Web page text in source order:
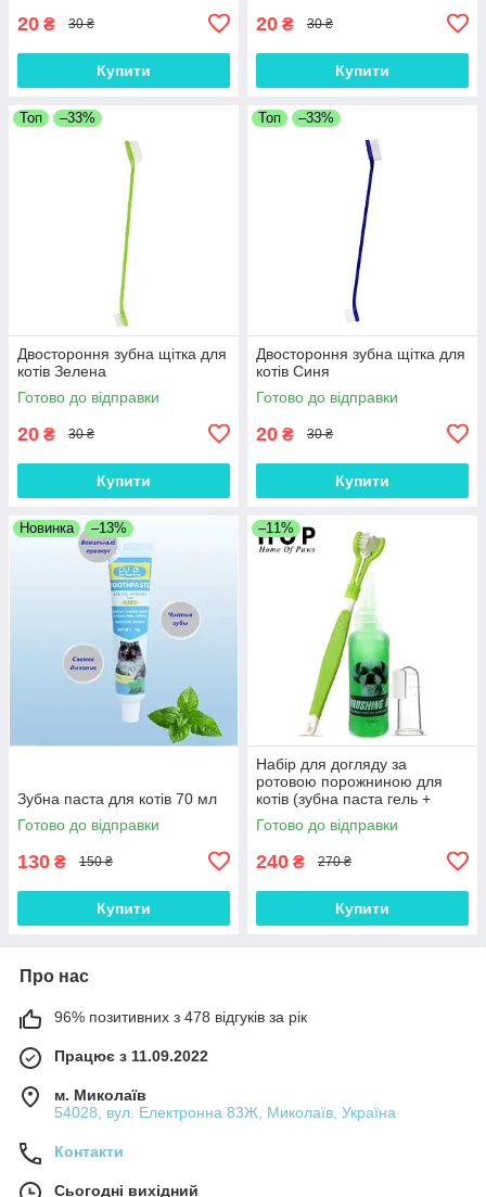
20 ₴ 30 ₴
Купити
20 ₴ 30 ₴
Купити
Топ –33%
Двостороння зубна щітка для
котів Зелена
Готово до відправки
20 ₴ 30 ₴
Купити
Топ –33%
Двостороння зубна щітка для
котів Синя
Готово до відправки
20 ₴ 30 ₴
Купити
Новинка –13%
Зубна паста для котів 70 мл
Готово до відправки
130 ₴ 150 ₴
Купити
–11%
Набір для догляду за
ротовою порожниною для
котів (зубна паста гель +
щітка + щітка-напальчник)
Готово до відправки
240 ₴ 270 ₴
Купити
Про нас
96% позитивних з 478 відгуків за рік
Працює з 11.09.2022
м. Миколаїв
54028, вул. Електронна 83Ж, Миколаїв, Україна
Контакти
Сьогодні вихідний